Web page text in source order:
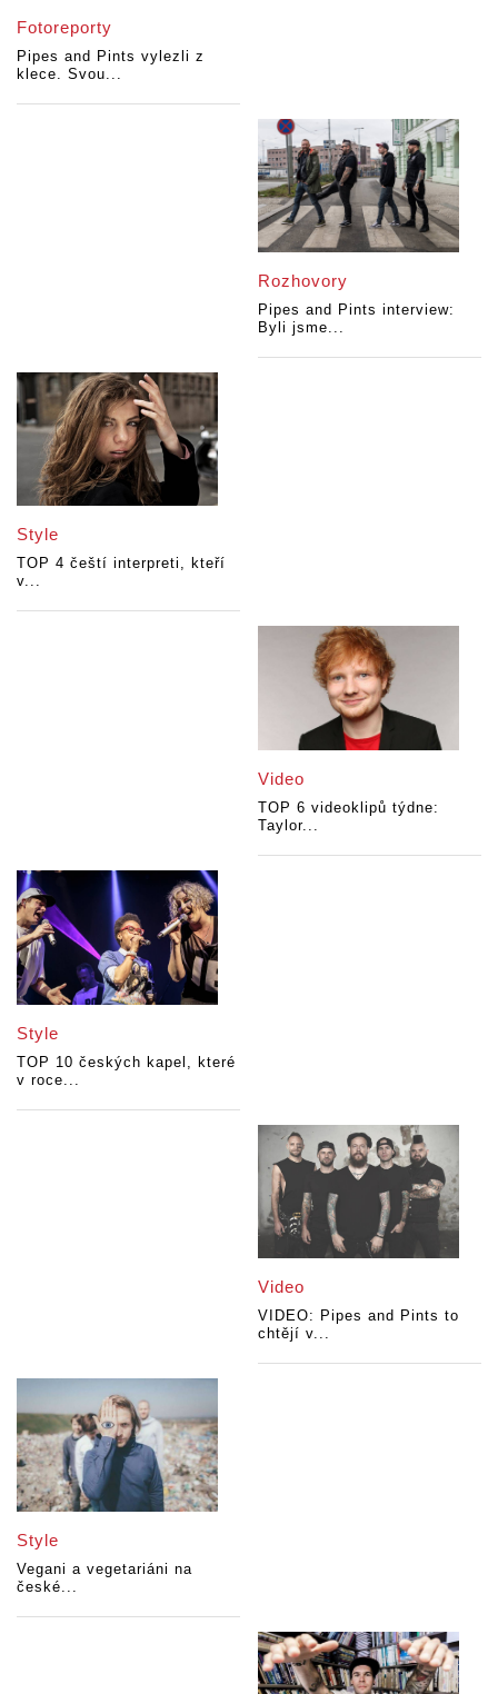
Fotoreporty
Pipes and Pints vylezli z
klece. Svou...
Rozhovory
Pipes and Pints interview:
Byli jsme...
Style
TOP 4 čeští interpreti, kteří
v...
Video
TOP 6 videoklipů týdne:
Taylor...
Style
TOP 10 českých kapel, které
v roce...
Video
VIDEO: Pipes and Pints to
chtějí v...
Style
Vegani a vegetariáni na
české...